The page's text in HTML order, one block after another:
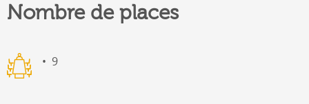
Nombre de places
9